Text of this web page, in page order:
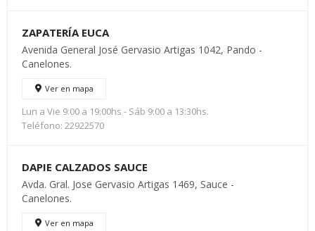
ZAPATERÍA EUCA
Avenida General José Gervasio Artigas 1042, Pando -
Canelones.
Ver en mapa
Lun a Vie 9:00 a 19:00hs - Sáb 9:00 a 13:30hs.
Teléfono: 22922570
DAPIE CALZADOS SAUCE
Avda. Gral. Jose Gervasio Artigas 1469, Sauce -
Canelones.
Ver en mapa